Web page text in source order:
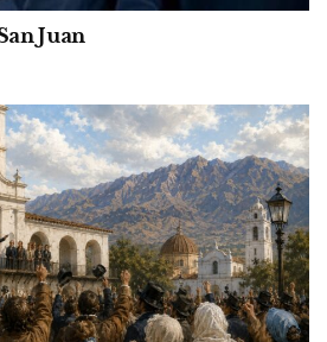
Juan